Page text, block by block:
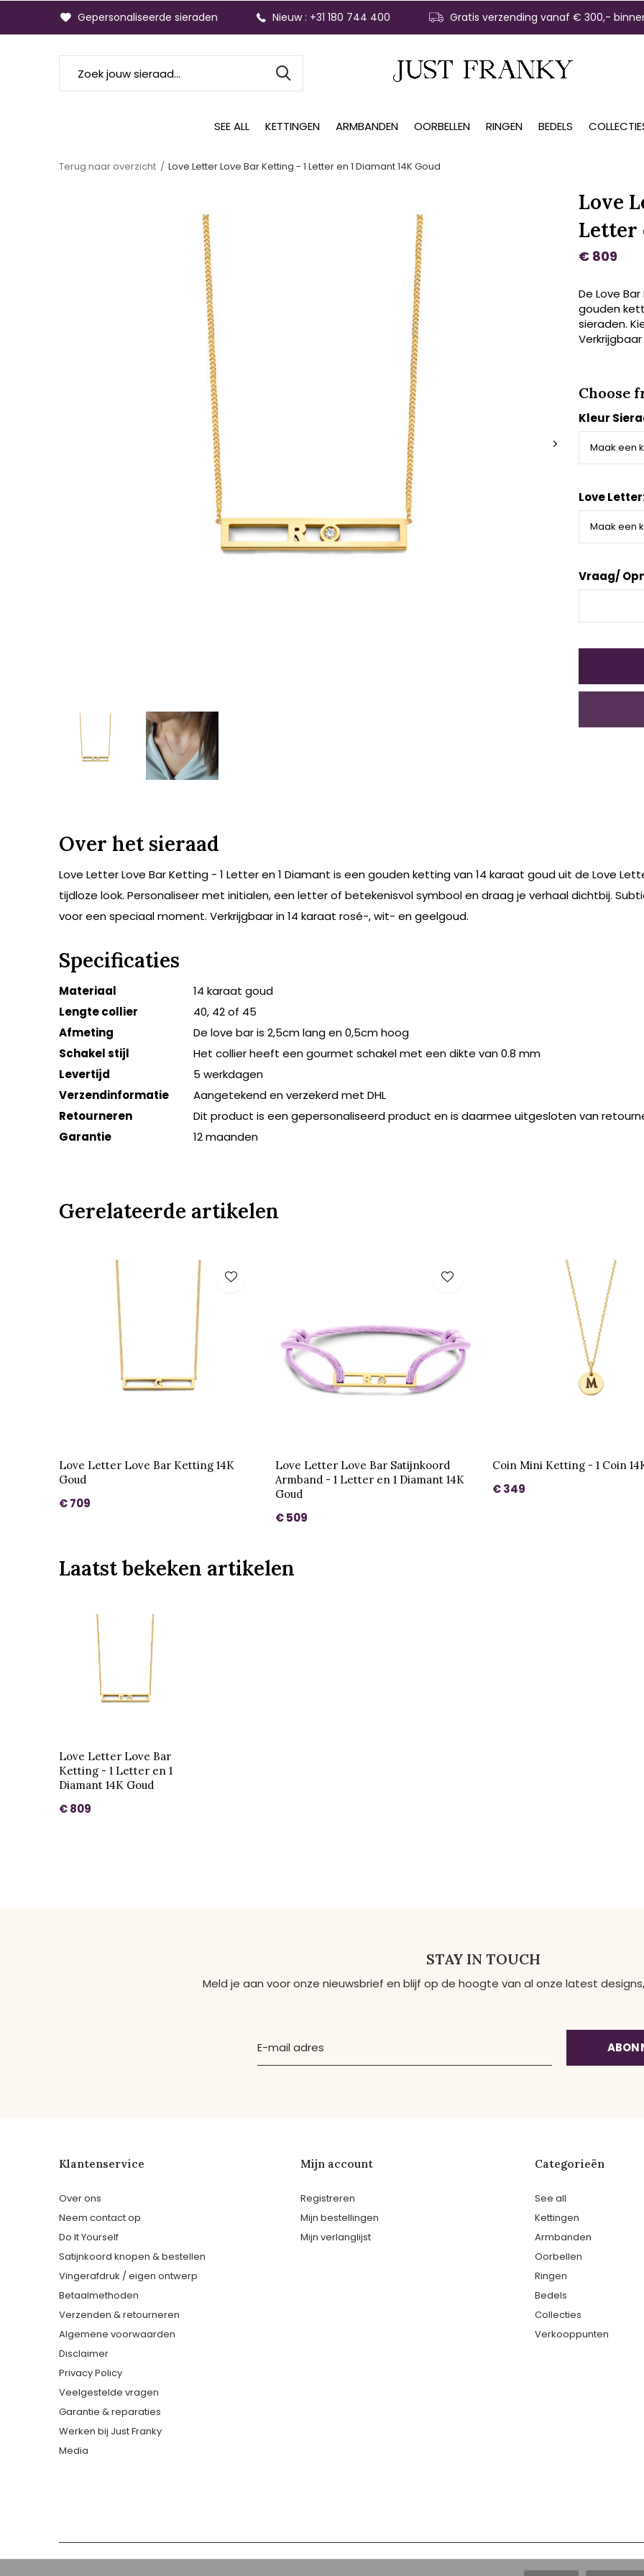
SEE ALL KETTINGEN ARMBANDEN OORBELLEN RINGEN BEDELS
Gepersonaliseerde sieraden Nieuw : +31 180 744 400 Gratis verzending vanaf € 300,-
Terug naar overzicht Love Letter Love Bar Ketting - 1 Letter en 1 Diamant 14K Goud
Love
Letter
€ 809
De Love
gouden
sieraden.
Choose
Kleur
Love
Vraag/
Over het sieraad
Love Letter Love Bar Ketting - 1 Letter en 1 Diamant is een gouden ketting van 14 karaat goud uit de Love
tijdloze look. Personaliseer met initialen, een letter of betekenisvol symbool en draag je verhaal dichtbij.
voor een speciaal moment. Verkrijgbaar in 14 karaat rosé-, wit- en geelgoud.
Specificaties
Materiaal
14 karaat goud
Lengte collier
40, 42 of 45
Afmeting
De love bar is 2,5cm lang en 0,5cm hoog
Schakel stijl
Het collier heeft een gourmet schakel met een dikte van 0.8 mm
Levertijd
5 werkdagen
Verzendinformatie
Aangetekend en verzekerd met DHL
Retourneren
Dit product is een gepersonaliseerd product en is daarmee uitgesloten van
Garantie
12 maanden
Gerelateerde artikelen
Love Letter Love Bar Ketting 14K
Goud
€ 709
Love Letter Love Bar Satijnkoord
Armband - 1 Letter en 1 Diamant 14K
Goud
€ 509
Coin Mini Ketting - 1 Coin
€ 349
Laatst bekeken artikelen
Love Letter Love Bar
Ketting - 1 Letter en 1
Diamant 14K Goud
€ 809
STAY IN TOUCH
Meld je aan voor onze nieuwsbrief en blijf op de hoogte van al onze latest
Klantenservice
Over ons
Neem contact op
Do It Yourself
Satijnkoord knopen & bestellen
Vingerafdruk / eigen ontwerp
Betaalmethoden
Verzenden & retourneren
Algemene voorwaarden
Disclaimer
Privacy Policy
Veelgestelde vragen
Garantie & reparaties
Werken bij Just Franky
Media
Mijn account
Registreren
Mijn bestellingen
Mijn verlanglijst
Categorieën
See all
Kettingen
Armbanden
Oorbellen
Ringen
Bedels
Collecties
Verkooppunten